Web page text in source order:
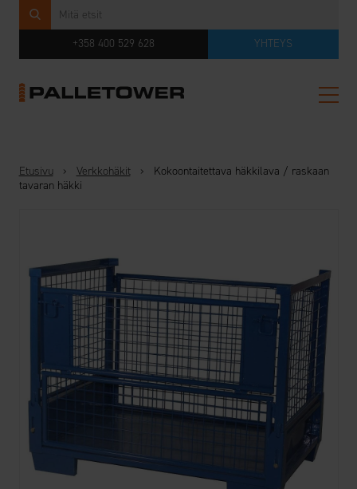
+358 400 529 628 YHTEYS
Etusivu › Verkkohäkit› Kokoontaitettava häkkilava / raskaan
tavaran häkki